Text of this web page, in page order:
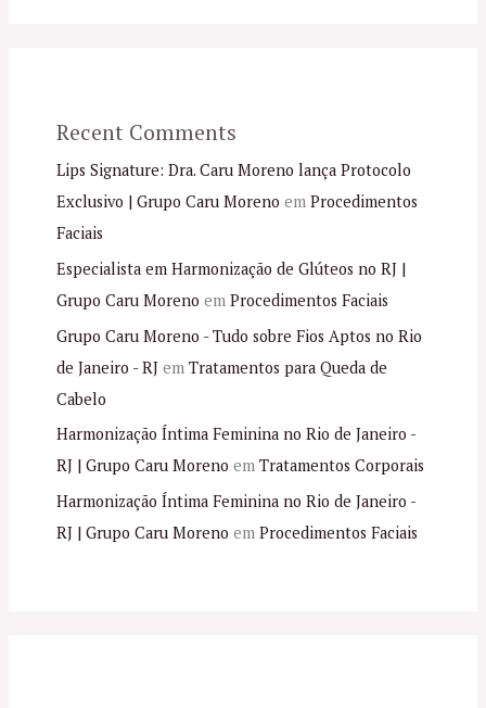
Recent Comments
Lips Signature: Dra. Caru Moreno lança Protocolo
Exclusivo | Grupo Caru Moreno em Procedimentos
Faciais
Especialista em Harmonização de Glúteos no RJ |
Grupo Caru Moreno em Procedimentos Faciais
Grupo Caru Moreno - Tudo sobre Fios Aptos no Rio
de Janeiro - RJem Tratamentos para Queda de
Cabelo
Harmonização Íntima Feminina no Rio de Janeiro -
RJ | Grupo Caru Moreno em Tratamentos Corporais
Harmonização Íntima Feminina no Rio de Janeiro -
RJ | Grupo Caru Moreno em Procedimentos Faciais